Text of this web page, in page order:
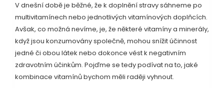
V dnešní době je běžné, že k doplnění stravy sáhneme po
multivitamínech nebo jednotlivých vitamínových doplňcích.
Avšak, co možná nevíme, je, že některé vitamíny a minerály,
když jsou konzumovány společně, mohou snížit účinnost
jedné či obou látek nebo dokonce vést k negativním
zdravotním účinkům. Pojďme se tedy podívat na to, jaké
kombinace vitamínů bychom měli raději vyhnout.